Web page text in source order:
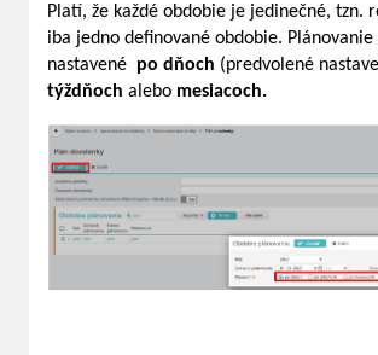
Platí, že každé obdobie je jedinečné, tzn.
iba jedno definované obdobie.
nastavené po dňoch (predvolené
týždňoch alebo mesiacoch.